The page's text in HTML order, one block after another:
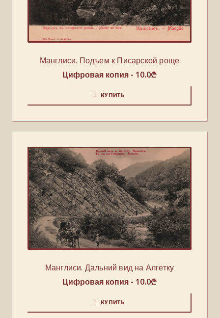
Манглиси. Подъем к Писарской роще
Цифровая копия - 10.0₾
КУПИТЬ
Манглиси. Дальний вид на Алгетку
Цифровая копия - 10.0₾
КУПИТЬ